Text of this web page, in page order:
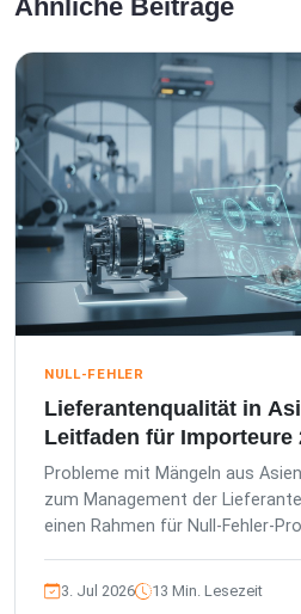
Ähnliche Beiträge
NULL-FEHLER
Lieferantenqualität in
Leitfaden für Importeure
Probleme mit Mängeln aus
zum Management der
einen Rahmen für Null-Fehler-
3. Jul 2026 13 Min. Lesezeit